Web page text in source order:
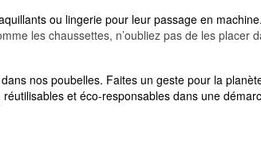
ou lingerie pour leur passage en machine.
les chaussettes, n’oubliez pas de les placer
nos poubelles. Faites un geste pour la
et éco-responsables dans une